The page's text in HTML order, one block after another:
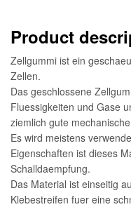
Product
Zellgummi ist ein
Zellen.
Das geschlossene
Fluessigkeiten und Gase
ziemlich gute
Es wird meistens
Eigenschaften ist dieses
Schalldaempfung.
Das Material ist einseitig
Klebestreifen fuer eine